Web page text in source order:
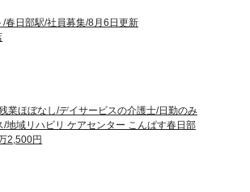
春日部駅/社員募集/8月6日更新
業ほぼなし/デイサービスの介護士/日勤のみ
地域リハビリ ケアセンター こんぱす春日部
2,500円